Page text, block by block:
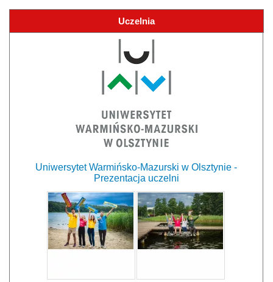
Uczelnia
Uniwersytet Warmińsko-Mazurski w Olsztynie -
Prezentacja uczelni